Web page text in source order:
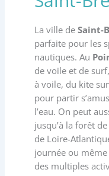
La ville de Saint-
parfaite pour les
nautiques. Au
de voile et de
à voile, du kite
pour partir
l’eau. On peut
jusqu’à la forêt
de Loire-
journée ou
des multiples